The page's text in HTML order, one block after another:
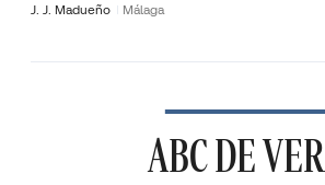
J. J. Madueño Málaga
ABC DE